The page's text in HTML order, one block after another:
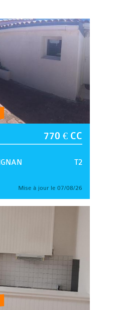
770 € CC
T2
Mise à jour le 07/08/26